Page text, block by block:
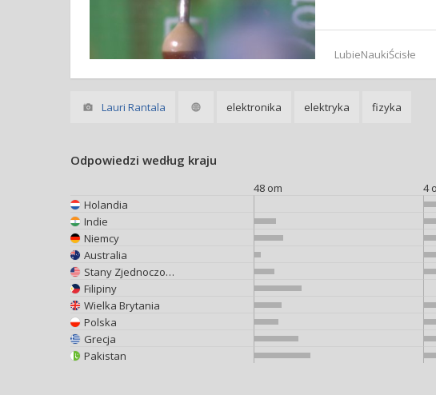
LubieNaukiŚcisłe
Lauri Rantala elektronika elektryka fizyka
Odpowiedzi według kraju
48 om 4
Holandia
Indie
Niemcy
Australia
Stany Zjednoczone
Filipiny
Wielka Brytania
Polska
Grecja
Pakistan